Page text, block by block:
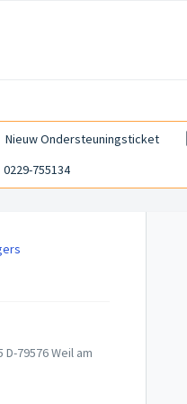
Nieuw Ondersteuningsticket
0229-755134
79576 Weil am